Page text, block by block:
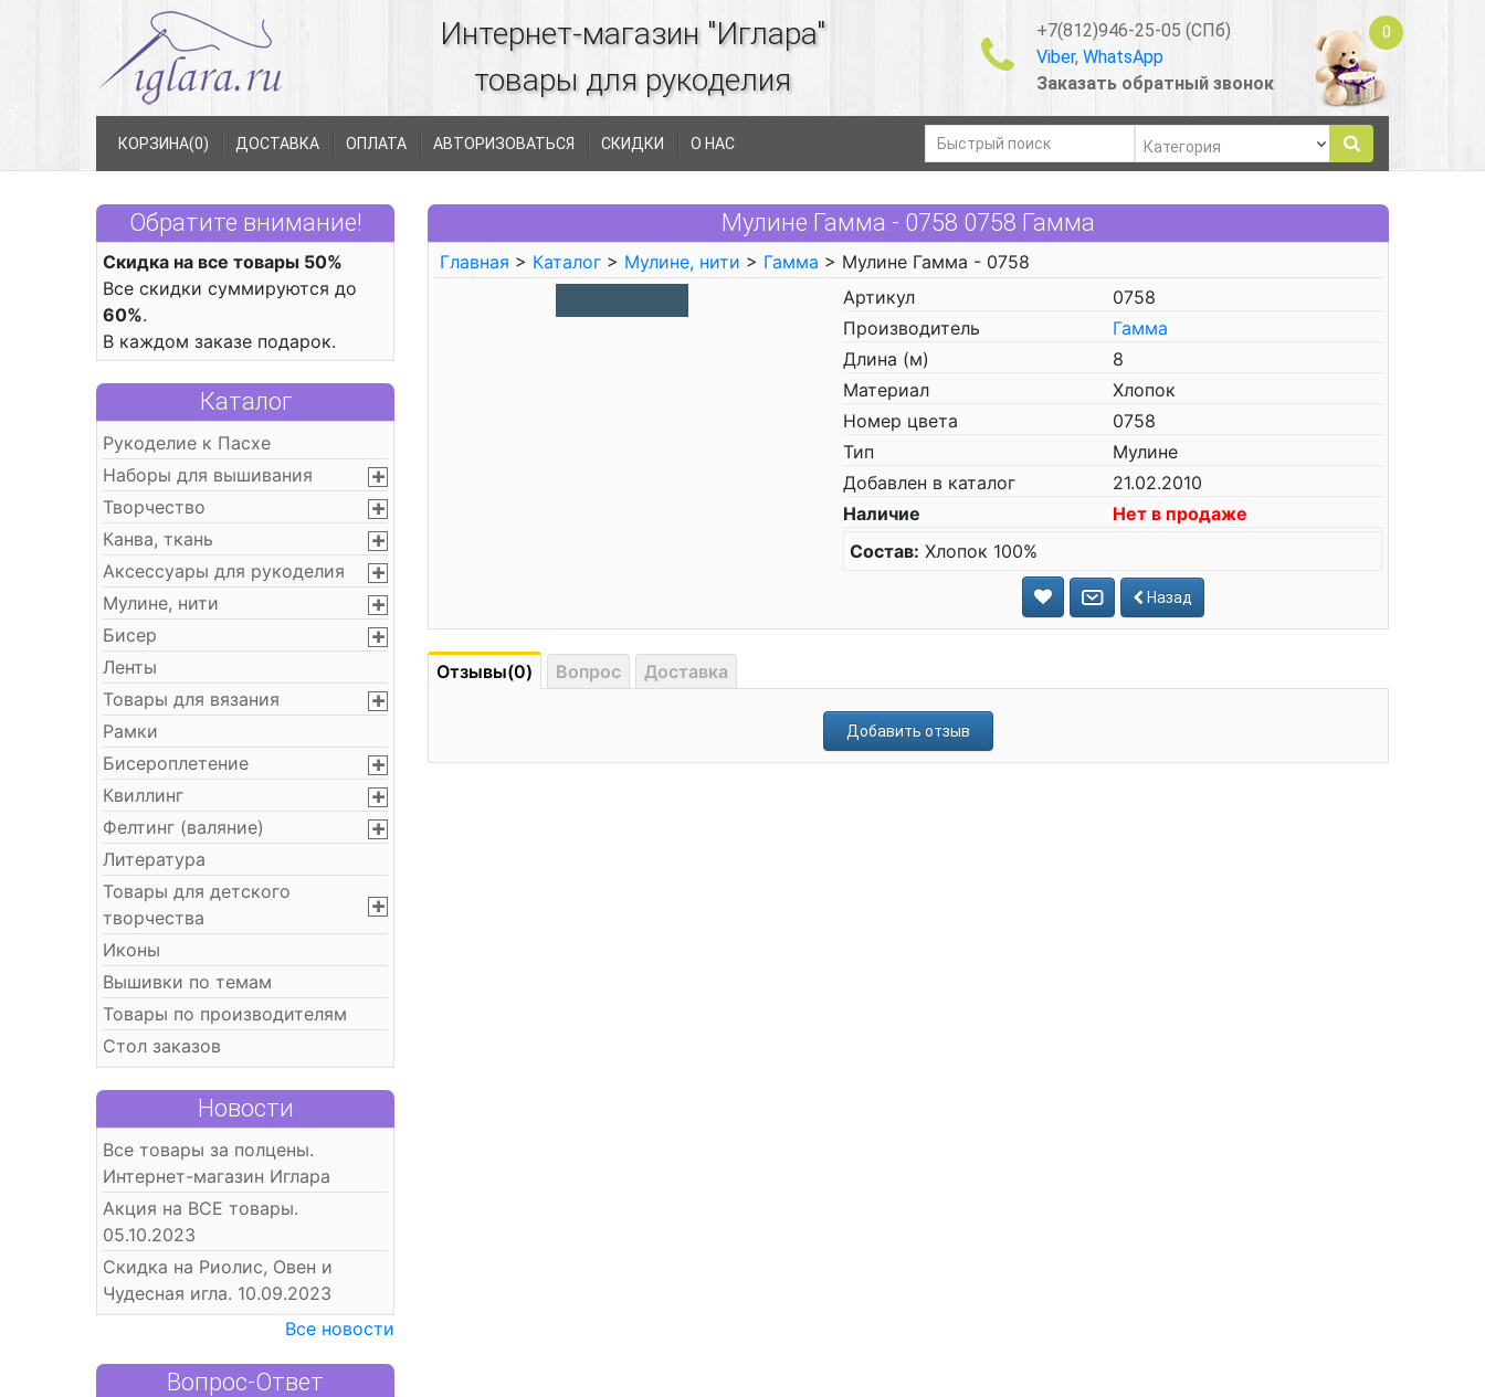
Интернет-магазин "Иглара"
товары для рукоделия
+7(812)946-25-05 (СПб)
Viber, WhatsApp
Заказать обратный звонок
0
КОРЗИНА(0) ДОСТАВКА ОПЛАТА АВТОРИЗОВАТЬСЯ СКИДКИ О НАС
Обратите внимание!
Скидка на все товары 50%
Все скидки суммируются до
60%.
В каждом заказе подарок.
Каталог
Рукоделие к Пасхе
Наборы для вышивания
Творчество
Канва, ткань
Аксессуары для рукоделия
Мулине, нити
Бисер
Ленты
Товары для вязания
Рамки
Бисероплетение
Квиллинг
Фелтинг (валяние)
Литература
Товары для детского
творчества
Иконы
Вышивки по темам
Товары по производителям
Стол заказов
Новости
Все товары за полцены.
Интернет-магазин Иглара
Акция на ВСЕ товары.
05.10.2023
Скидка на Риолис, Овен и
Чудесная игла. 10.09.2023
Все новости
Вопрос-Ответ
Мулине Гамма - 0758 0758 Гамма
Главная > Каталог > Мулине, нити > Гамма > Мулине Гамма - 0758
Артикул
0758
Производитель
Гамма
Длина (м)
8
Материал
Хлопок
Номер цвета
0758
Тип
Мулине
Добавлен в каталог
21.02.2010
Наличие
Нет в продаже
Состав: Хлопок 100%
Назад
Отзывы(0) Вопрос Доставка
Добавить отзыв